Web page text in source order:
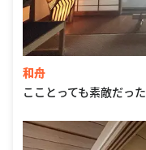
和舟
こことっても素敵だった